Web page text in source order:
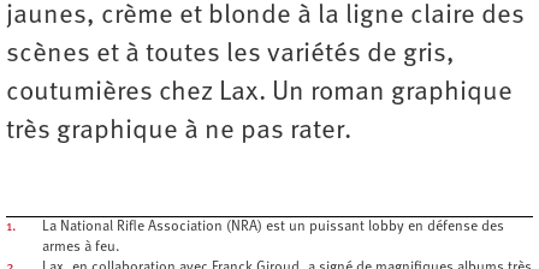
jaunes, crème et blonde à la ligne claire des
scènes et à toutes les variétés de gris,
coutumières chez Lax. Un roman graphique
très graphique à ne pas rater.
1.
La National Rifle Association (NRA) est un puissant lobby en défense des
armes à feu.